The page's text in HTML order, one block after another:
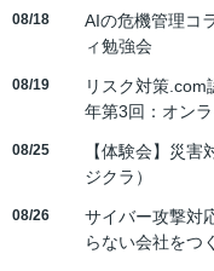
08/18
AIの危機管理コ
ィ勉強会
08/19
リスク対策
年第3回：オンラ
08/25
【体験会】災
ジクラ）
08/26
サイバー攻撃対
らない会社をつ